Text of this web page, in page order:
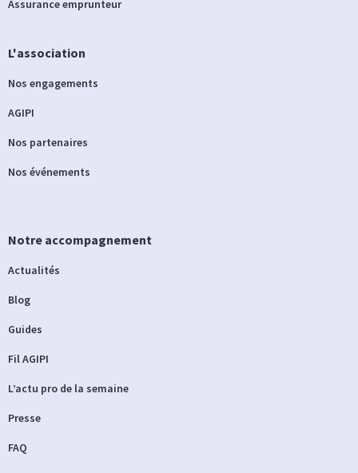
Assurance emprunteur
L'association
Nos engagements
AGIPI
Nos partenaires
Nos événements
Notre accompagnement
Actualités
Blog
Guides
Fil AGIPI
L’actu pro de la semaine
Presse
FAQ